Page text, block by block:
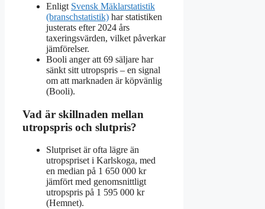
Enligt Svensk Mäklarstatistik
(branschstatistik) har statistiken
justerats efter 2024 års
taxeringsvärden, vilket påverkar
jämförelser.
Booli anger att 69 säljare har
sänkt sitt utropspris – en signal
om att marknaden är köpvänlig
(Booli).
Vad är skillnaden mellan
utropspris och slutpris?
Slutpriset är ofta lägre än
utropspriset i Karlskoga, med
en median på 1 650 000 kr
jämfört med genomsnittligt
utropspris på 1 595 000 kr
(Hemnet).